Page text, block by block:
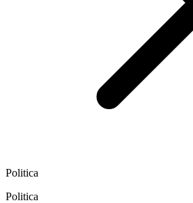
Politica
Politica